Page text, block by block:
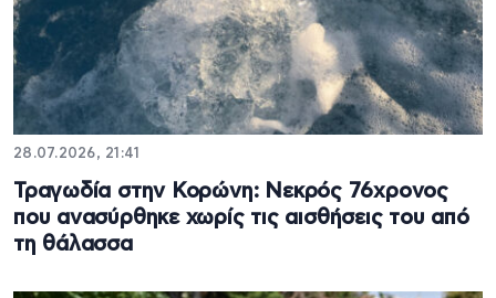
28.07.2026, 21:41
Τραγωδία στην Κορώνη: Νεκρός 76χρονος
που ανασύρθηκε χωρίς τις αισθήσεις του από
τη θάλασσα